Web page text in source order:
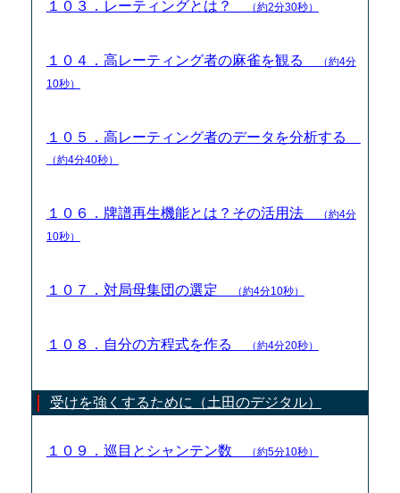
１０３．レーティングとは？ （約2分30秒）
１０４．高レーティング者の麻雀を観る
（約4分
10秒）
１０５．高レーティング者のデータを分析する
（約4分40秒）
１０６．牌譜再生機能とは？その活用法
（約4分
10秒）
１０７．対局母集団の選定 （約4分10秒）
１０８．自分の方程式を作る （約4分20秒）
受けを強くするために（土田のデジタル）
１０９．巡目とシャンテン数 （約5分10秒）